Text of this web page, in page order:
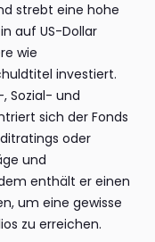
strebt eine hohe
auf US-Dollar
wie
investiert.
Sozial- und
sich der Fonds
oder
und
enthält er einen
um eine gewisse
zu erreichen.